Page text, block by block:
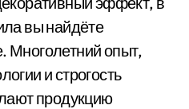
вы найдёте
опыт,
и строгость
продукцию